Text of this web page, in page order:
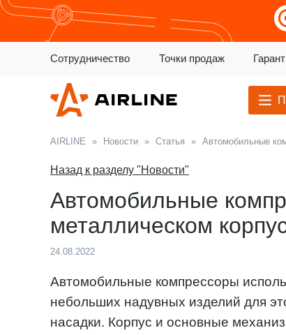
Сотрудничество Точки продаж
AIRLINE » Новости » Статья » Автомобильные
Назад к разделу "Новости"
Автомобильные
металлическом
24.08.2022
Автомобильные компрессоры
небольших надувных изделий для
насадки. Корпус и основные